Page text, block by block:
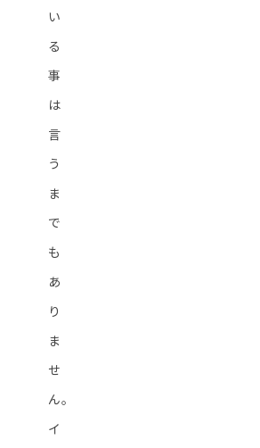
い
る
事
は
言
う
ま
で
も
あ
り
ま
せ
ん。
イ